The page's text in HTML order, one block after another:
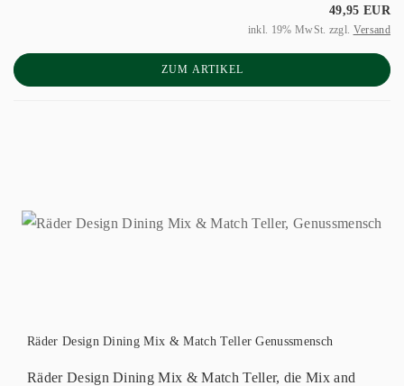
49,95 EUR
inkl. 19% MwSt. zzgl. Versand
ZUM ARTIKEL
Räder Design Dining Mix & Match Teller Genussmensch
Räder Design Dining Mix & Match Teller, die Mix and